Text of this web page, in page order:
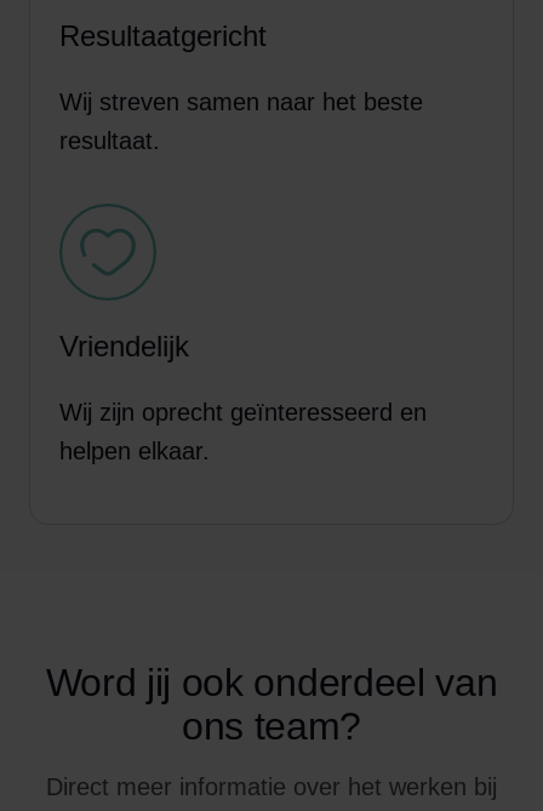
Resultaatgericht
Wij streven samen naar het beste
resultaat.
Vriendelijk
Wij zijn oprecht geïnteresseerd en
helpen elkaar.
Word jij ook onderdeel van
ons team?
Direct meer informatie over het werken bij